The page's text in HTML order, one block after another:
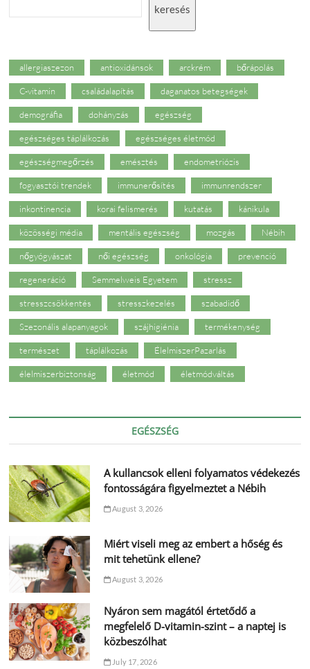
keresés
allergiaszezon antioxidánsok arckrém bőrápolás
C-vitamin családalapítás daganatos betegségek
demográfia dohányzás egészség
egészséges táplálkozás egészséges életmód
egészségmegőrzés emésztés endometriózis
fogyasztói trendek immunerősítés immunrendszer
inkontinencia korai felismerés kutatás kánikula
közösségi média mentális egészség mozgás Nébih
nőgyógyászat női egészség onkológia prevenció
regeneráció Semmelweis Egyetem stressz
stresszcsökkentés stresszkezelés szabadidő
Szezonális alapanyagok szájhigiénia termékenység
természet táplálkozás ÉlelmiszerPazarlás
élelmiszerbiztonság életmód életmódváltás
EGÉSZSÉG
A kullancsok elleni folyamatos védekezés
fontosságára figyelmeztet a Nébih
August 3, 2026
Miért viseli meg az embert a hőség és
mit tehetünk ellene?
August 3, 2026
Nyáron sem magától értetődő a
megfelelő D-vitamin-szint – a naptej is
közbeszólhat
July 17, 2026